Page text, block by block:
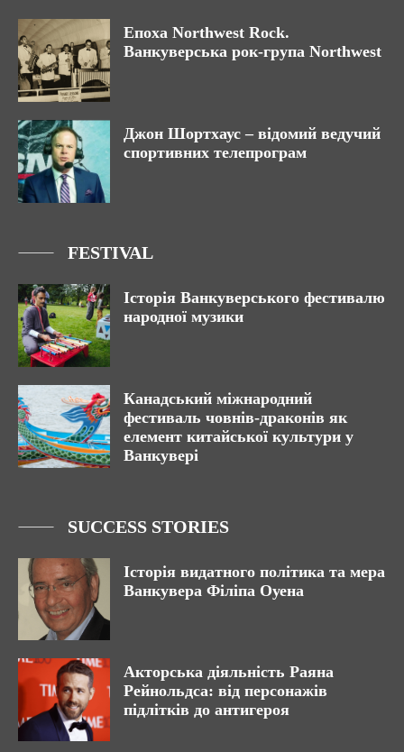
Епоха Northwest Rock.
Ванкуверська рок-група Northwest
Джон Шортхаус – відомий ведучий
спортивних телепрограм
FESTIVAL
Історія Ванкуверського фестивалю
народної музики
Канадський міжнародний
фестиваль човнів-драконів як
елемент китайської культури у
Ванкувері
SUCCESS STORIES
Історія видатного політика та мера
Ванкувера Філіпа Оуена
Акторська діяльність Раяна
Рейнольдса: від персонажів
підлітків до антигероя